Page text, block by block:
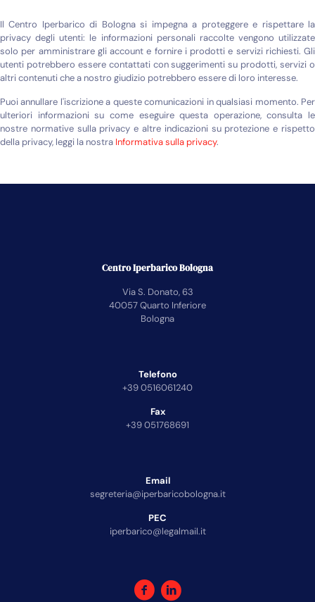
Il Centro Iperbarico di Bologna si impegna a proteggere e rispettare la
privacy degli utenti: le informazioni personali raccolte vengono utilizzate
solo per amministrare gli account e fornire i prodotti e servizi richiesti. Gli
utenti potrebbero essere contattati con suggerimenti su prodotti, servizi o
altri contenuti che a nostro giudizio potrebbero essere di loro interesse.
Puoi annullare l'iscrizione a queste comunicazioni in qualsiasi momento. Per
ulteriori informazioni su come eseguire questa operazione, consulta le
nostre normative sulla privacy e altre indicazioni su protezione e rispetto
della privacy, leggi la nostra Informativa sulla privacy.
Centro Iperbarico Bologna
Via S. Donato, 63
40057 Quarto Inferiore
Bologna
Telefono
+39 0516061240
Fax
+39 051768691
Email
segreteria@iperbaricobologna.it
PEC
iperbarico@legalmail.it